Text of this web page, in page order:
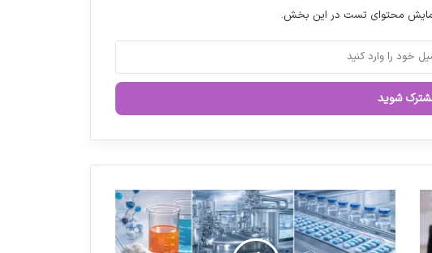
جنگ اخیر
پوشش ۶۷ قلم داروی فاقد بیمه در صندوق
محتوای تست در این بخش.
د
ر
خ
و